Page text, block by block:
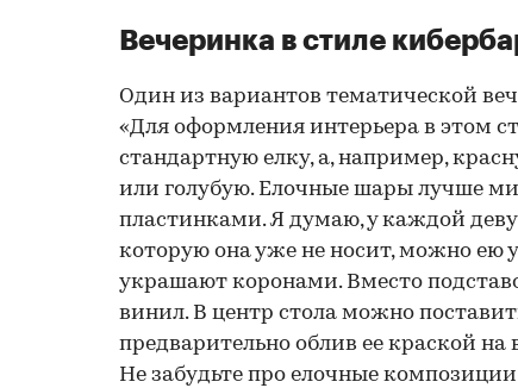
Вечеринка в стиле
Один из вариантов тематической
«Для оформления интерьера в этом
стандартную елку, а, например,
или голубую. Елочные шары лучше
пластинками. Я думаю, у каждой
которую она уже не носит, можно ею
украшают коронами. Вместо
винил. В центр стола можно
предварительно облив ее краской
Не забудьте про елочные